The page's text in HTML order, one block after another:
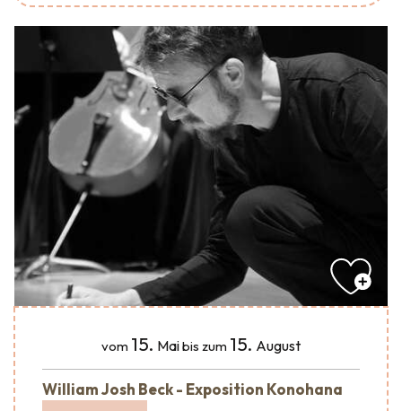
vom 15. Maibis zum 15. August
William Josh Beck - Exposition Konohana